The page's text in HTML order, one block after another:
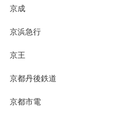
京成
京浜急行
京王
京都丹後鉄道
京都市電